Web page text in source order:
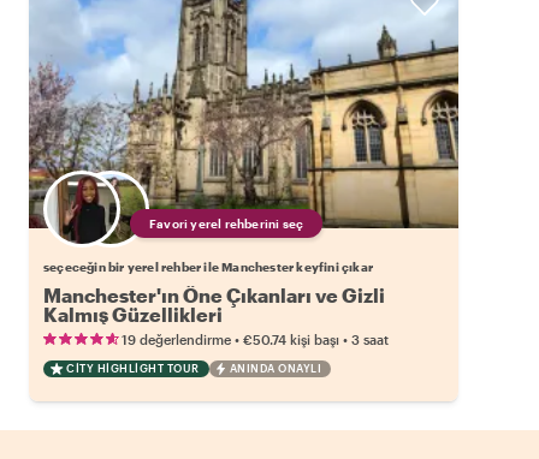
Favori yerel rehberini seç
seçeceğin bir yerel rehber ile Manchester keyfini çıkar
Manchester'ın Öne Çıkanları ve Gizli
Kalmış Güzellikleri
19 değerlendirme • €50.74 kişi başı • 3 saat
CITY HIGHLIGHT TOUR ANINDA ONAYLI